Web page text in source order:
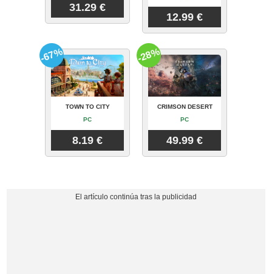
31.29 €
12.99 €
TOWN TO CITY
PC
8.19 €
-67%
CRIMSON DESERT
PC
49.99 €
-28%